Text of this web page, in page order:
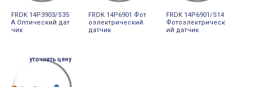
FRDK 14P3903/S35
A Оптический дат
чик
FRDK 14P6901 Фот
оэлектрический
датчик
FRDK 14P6901/S14
Фотоэлектрическ
ий датчик
уточнить цену